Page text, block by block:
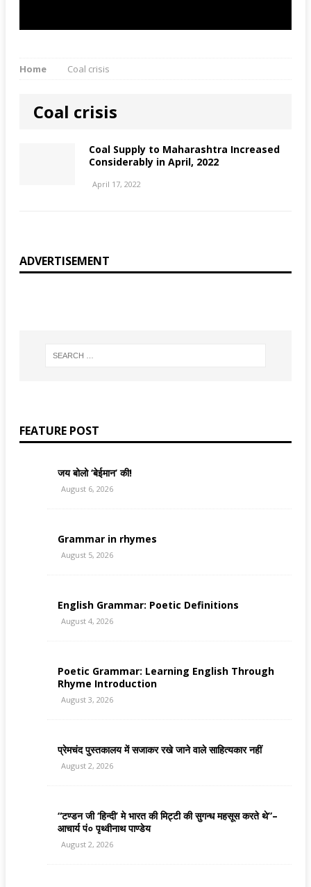
Home Coal crisis
Coal crisis
Coal Supply to Maharashtra Increased
Considerably in April, 2022
April 17, 2022
ADVERTISEMENT
FEATURE POST
जय बोलो ‘बेईमान’ की!
August 6, 2026
Grammar in rhymes
August 5, 2026
English Grammar: Poetic Definitions
August 4, 2026
Poetic Grammar: Learning English Through
Rhyme Introduction
August 3, 2026
प्रेमचंद पुस्तकालय में सजाकर रखे जाने वाले साहित्यकार नहीं
August 2, 2026
“टण्डन जी ‘हिन्दी’ मे भारत की मिट्टी की सुगन्ध महसूस करते थे”–
आचार्य पं० पृथ्वीनाथ पाण्डेय
August 2, 2026